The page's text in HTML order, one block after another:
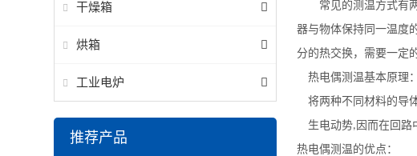
常见的测温方式有
器与物体保持同一温度
分的热交换，需要一定
热电偶测温基本原理：
将两种不同材料的导
生电动势, 因而在回路
热电偶测温的优点：
干燥箱
烘箱
工业电炉
推荐产品